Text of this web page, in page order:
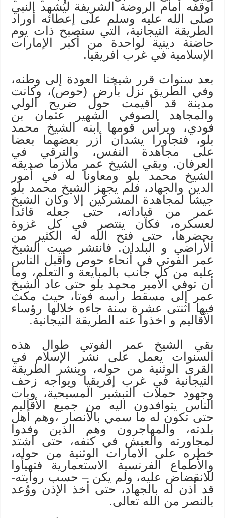
أوقفه أمام الروضة الشريفة ليُشهد النبي
صلى الله عليه وسلم على إعطائه أوراد
الطريقة التيجانية، التي ستصبح ذات يوم
حاضنة دينية لواحدة من أكبر الإمارات
الإسلامية في غرب افريقيا.
بعد سنوات قرر شيخنا العودة إلى وطنه،
وفي الطريق نزل بأرض (حوص)، وكانت
مدينة قد أقيمت حول ضريح الولي
والمجاهد الصوفي الشهير عثمان بن
فودي، ويرأس قومها ابنه الشيخ محمد
بلو، فتجاورا يشدان أزر بعضهما بعضا
على مجاهدة النفس، والترقي في
العرفان. وبقي الشيخ عمر ملازما صديقه
الشيخ محمد بلو ومعاونا له في أمور
الدين والجهاد، فلم يجهز الشيخ محمد بلو
جيشا لمجاهدة المشركين إلا وكان الشيخ
عمر من قياداته، حتى جعله قائدا
لعسكره، فكان ينتصر في كل غزوة
يحضرها، حتى فتح الله له الكثير من
الأراضي و البلدان. فانتشر صيت الشيخ
عمر الفوتي في أنحاء حوص وأقبل الناس
عليه من كل جانب بالمبايعة و التعلم، وما
أن توفي الأمير محمد بلو حتى عاد الشيخ
عمر إلى مسقط رأسه فوتا، حيث مكث
فيها اثنتى عشرة سنة جاءه خلالها رؤساء
الأقاليم و اخذوا عنه الطريقة التيجانية.
بقي الشيخ عمر الفوتي طوال هذه
السنوات يعمل على نشر الإسلام في
القرى الوثنية من حوله، وينشر الطريقة
التيجانية في غرب إفريقيا ويواجه زحف
وجهود حملات التبشير المسيحية، وبات
الناس يتوافدون اليه من جميع الأقاليم
حتى تكون له ما سمي بالأنصار ،وهم أهل
بلدته، والمهاجرون وهم الذين وفدوا
لمجاورته والعيش في كنفه، حتى اشتد
خطره على الامارات الوثنية من حوله،
والأطماع الفرنسية الاستعمارية فتهيأوا
للانقضاض عليه، ولم يكن – حسب روايته-
قد أُذن له بالجهاد، حتى أخذ الإذن ووُعد
بالنصر من الله تعالى.